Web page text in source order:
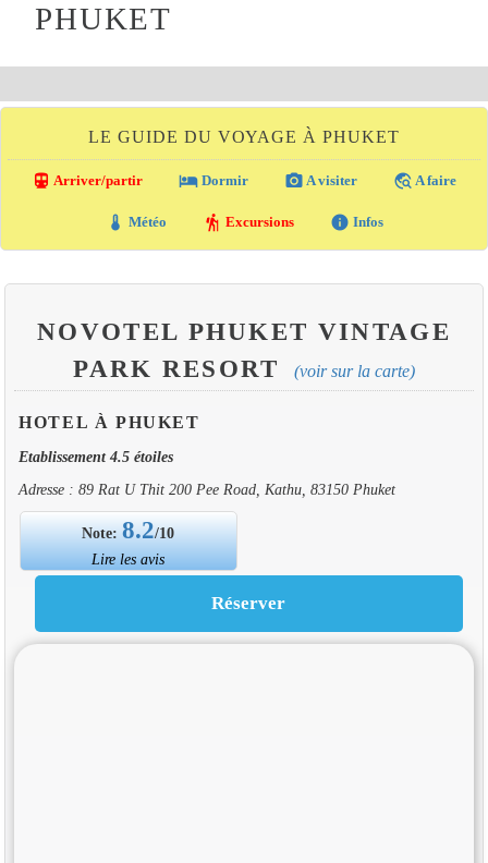
PHUKET
LE GUIDE DU VOYAGE À PHUKET
directions_transit Arriver/partir local_hotel Dormir photo_camera A visiter travel_explore A faire
thermostat Météo hiking Excursions info Infos
NOVOTEL PHUKET VINTAGE
PARK RESORT
(voir sur la carte)
HOTEL À PHUKET
Etablissement 4.5 étoiles
Adresse : 89 Rat U Thit 200 Pee Road, Kathu, 83150 Phuket
Note:8.2/10
Lire les avis